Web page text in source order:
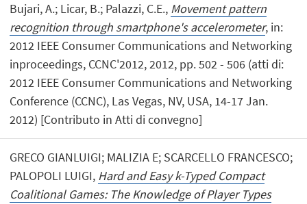
Bujari, A.; Licar, B.; Palazzi, C.E., Movement pattern
recognition through smartphone's accelerometer, in:
2012 IEEE Consumer Communications and Networking
inproceedings, CCNC'2012, 2012, pp. 502 - 506 (atti di:
2012 IEEE Consumer Communications and Networking
Conference (CCNC), Las Vegas, NV, USA, 14-17 Jan.
2012) [Contributo in Atti di convegno]
GRECO GIANLUIGI; MALIZIA E; SCARCELLO FRANCESCO;
PALOPOLI LUIGI, Hard and Easy k-Typed Compact
Coalitional Games: The Knowledge of Player Types